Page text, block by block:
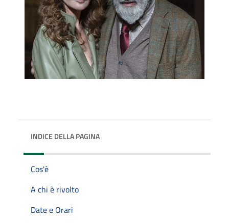
INDICE DELLA PAGINA
Cos'è
A chi è rivolto
Date e Orari